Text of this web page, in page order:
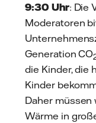
9:30 Uhr: Die
Moderatoren
Generation CO
die Kinder, die
Kinder
Daher müssen
Wärme in